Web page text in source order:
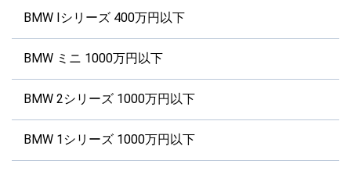
BMW Iシリーズ 400万円以下
BMW ミニ 1000万円以下
BMW 2シリーズ 1000万円以下
BMW 1シリーズ 1000万円以下